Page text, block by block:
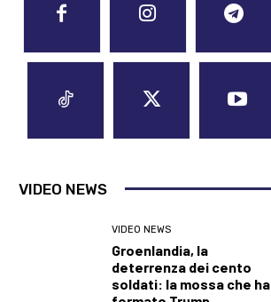
VIDEO NEWS
VIDEO NEWS
Groenlandia, la
deterrenza dei cento
soldati: la mossa che ha